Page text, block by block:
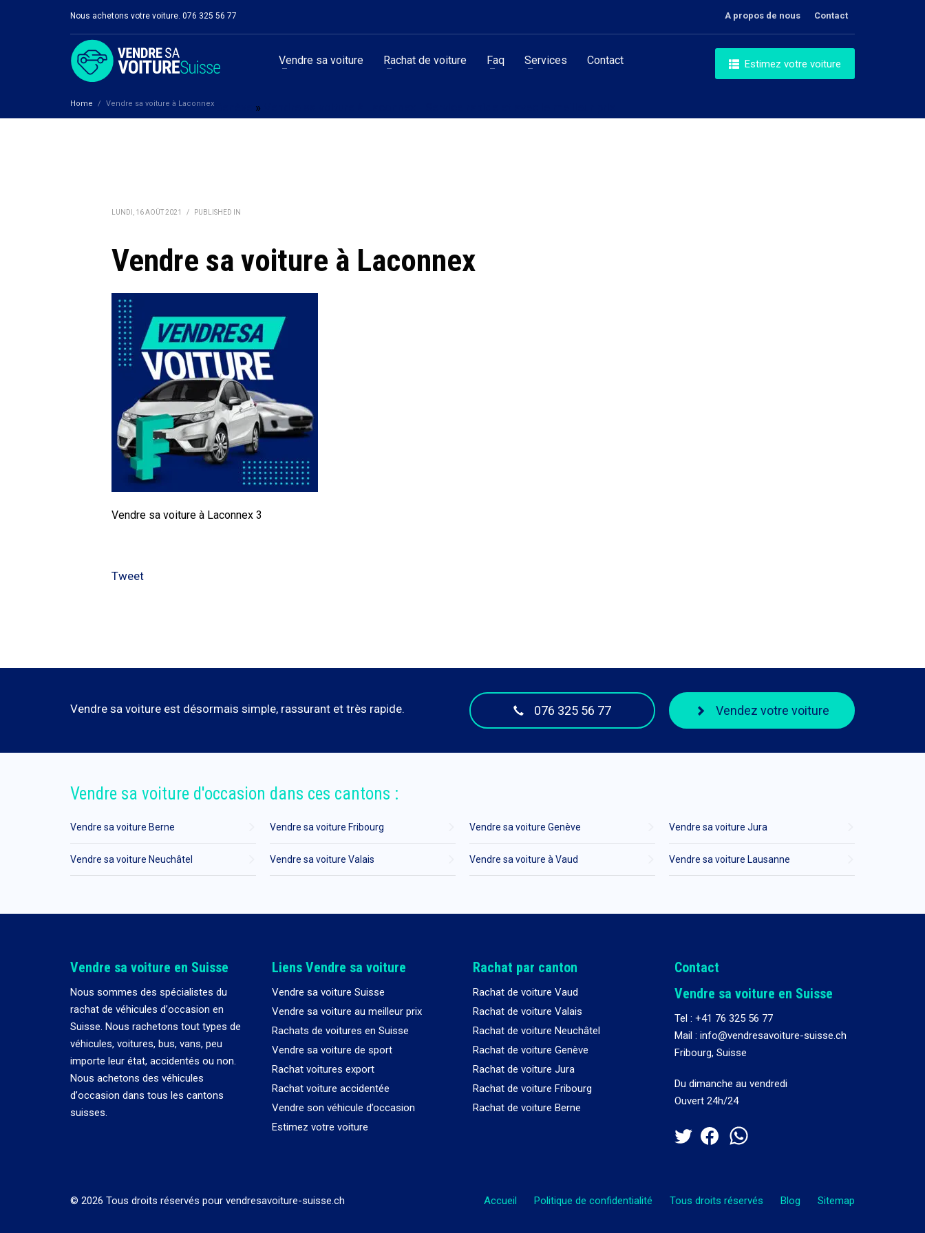
Nous achetons votre voiture. 076 325 56 77 A propos de nous Contact
Vendre sa voiture Rachat de voiture Faq Services Contact Estimez votre voiture
Home »
Vendre sa voiture à Laconnex
LUNDI, 16 AOÛT 2021 / PUBLISHED IN
Vendre sa voiture à Laconnex
Vendre sa voiture à Laconnex 3
Tweet
Vendre sa voiture est désormais simple, rassurant et très rapide. 076 325 56 77 Vendez votre voiture
Vendre sa voiture d'occasion dans ces cantons :
Vendre sa voiture Berne Vendre sa voiture Fribourg Vendre sa voiture Genève Vendre sa voiture Jura
Vendre sa voiture Neuchâtel Vendre sa voiture Valais Vendre sa voiture à Vaud Vendre sa voiture Lausanne
Vendre sa voiture en Suisse
Nous sommes des spécialistes du
rachat de véhicules d’occasion en
Suisse. Nous rachetons tout types de
véhicules, voitures, bus, vans, peu
importe leur état, accidentés ou non.
Nous achetons des véhicules
d’occasion dans tous les cantons
suisses.
Liens Vendre sa voiture
Vendre sa voiture Suisse
Vendre sa voiture au meilleur prix
Rachats de voitures en Suisse
Vendre sa voiture de sport
Rachat voitures export
Rachat voiture accidentée
Vendre son véhicule d’occasion
Estimez votre voiture
Rachat par canton
Rachat de voiture Vaud
Rachat de voiture Valais
Rachat de voiture Neuchâtel
Rachat de voiture Genève
Rachat de voiture Jura
Rachat de voiture Fribourg
Rachat de voiture Berne
Contact
Vendre sa voiture en Suisse
Tel : +41 76 325 56 77
Mail : info@vendresavoiture-suisse.ch
Fribourg, Suisse
Du dimanche au vendredi
Ouvert 24h/24
Accueil Politique de confidentialité Tous droits réservés Blog Sitemap
© 2026 Tous droits réservés pour vendresavoiture-suisse.ch